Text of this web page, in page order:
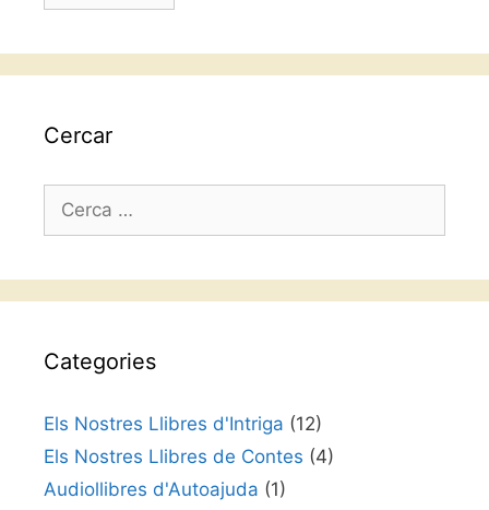
Cercar
Cerca:
Categories
Els Nostres Llibres d'Intriga (12)
Els Nostres Llibres de Contes (4)
Audiollibres d'Autoajuda (1)